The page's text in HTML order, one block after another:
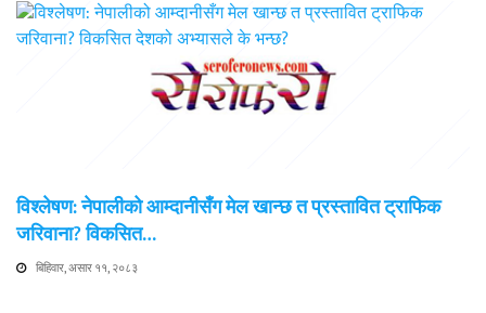
विश्लेषण: नेपालीको आम्दानीसँग मेल खान्छ त प्रस्तावित ट्राफिक
जरिवाना? विकसित…
बिहिवार, असार ११, २०८३